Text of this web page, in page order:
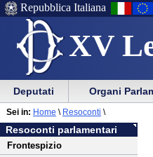
XV
Menu
di
ausilio
alla
navigazione
Vai
Menu
di
navigazione
principale
Repubblica Italiana
Menu
di
navigazione
principale
Vai
menu
di
sezione
Deputati Organi
Vai
al
contenuto
Resoconti parlamentari
Frontespizio
Sei in: Home \ Resoconti \